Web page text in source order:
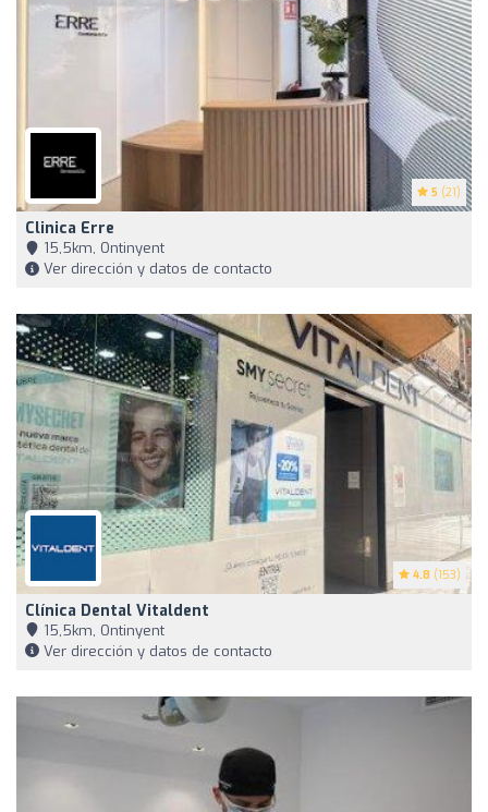
5 (21)
Clinica Erre
15,5km, Ontinyent
Ver dirección y datos de contacto
4.8 (153)
Clínica Dental Vitaldent
15,5km, Ontinyent
Ver dirección y datos de contacto